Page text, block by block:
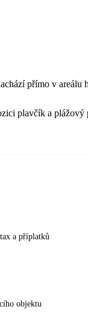
přímo v
plavčík a plážový
a příplatků
objektu